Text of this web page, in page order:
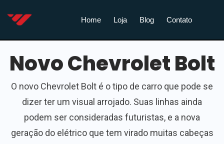
Home Loja Blog Contato
Novo Chevrolet Bolt
O novo Chevrolet Bolt é o tipo de carro que pode se
dizer ter um visual arrojado. Suas linhas ainda
podem ser consideradas futuristas, e a nova
geração do elétrico que tem virado muitas cabeças